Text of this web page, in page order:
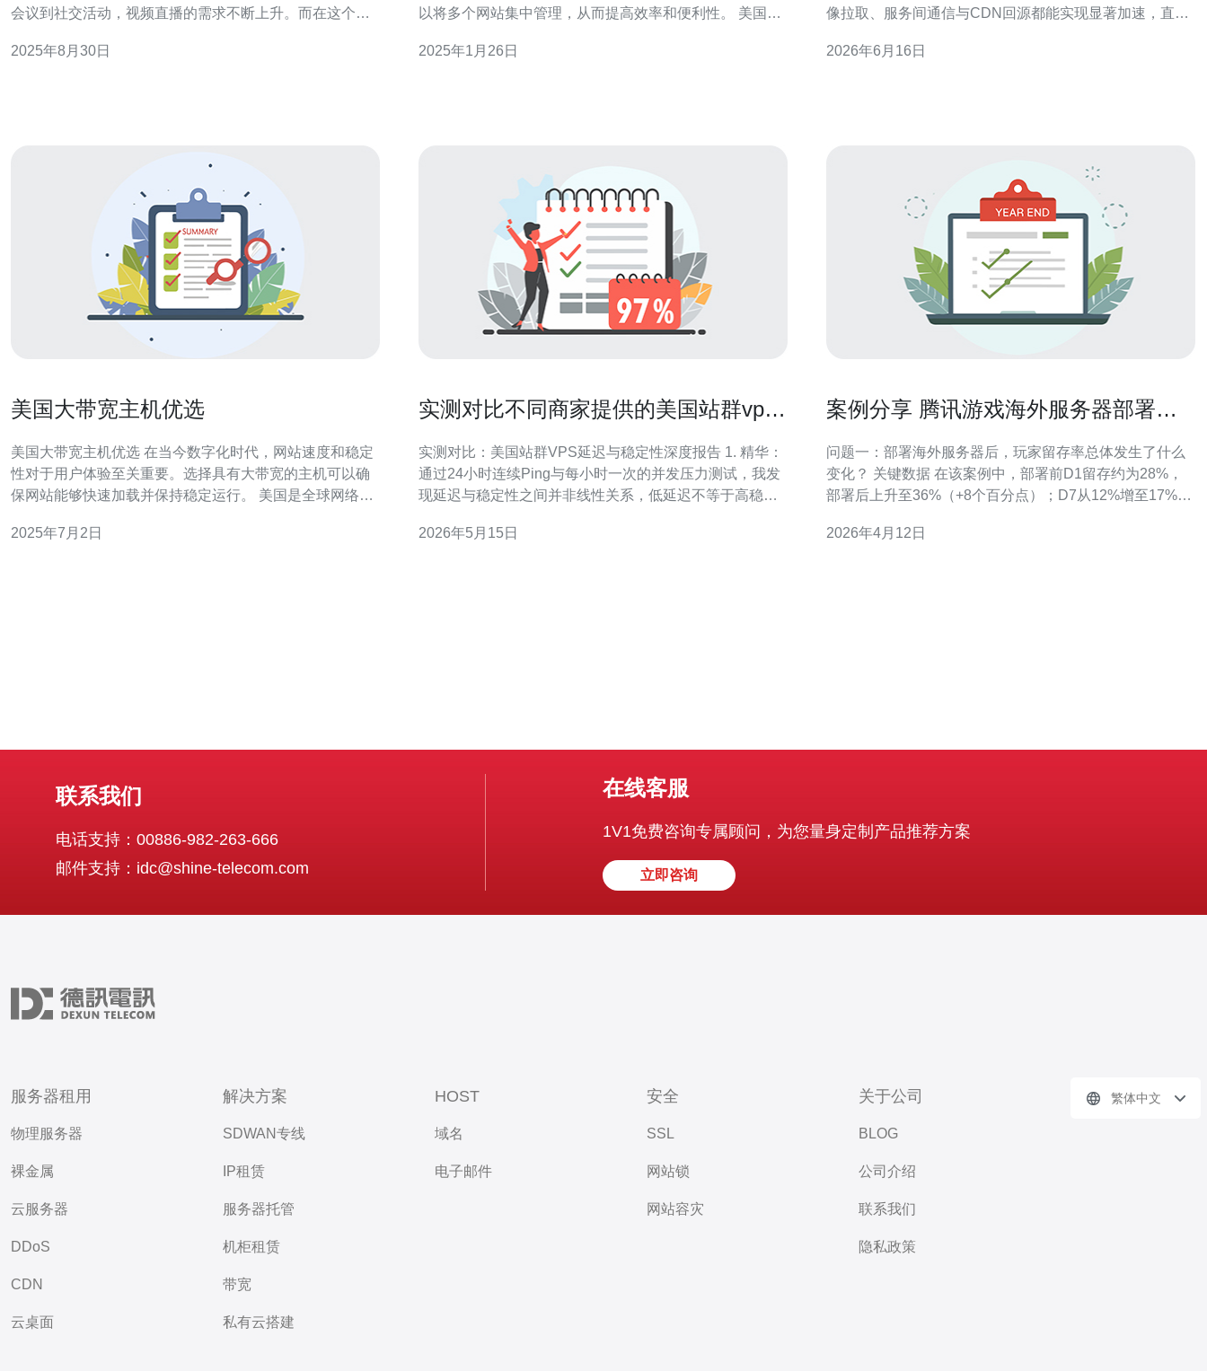
会议到社交活动，视频直播的需求不断上升。而在这个过
探讨美国大带宽在视频直播中的关键作用与优势，以及如
2025年8月30日
以将多个网站集中管理，从而提高效率和便利性。 美国站
群服务器的几个主要原因： 稳定可靠：美国拥有全球领先
2025年1月26日
像拉取、服务间通信与CDN回源都能实现显著加速，直接
Kubernetes与微服务为核心的云原生应用场景下，大带宽
2026年6月16日
美国大带宽主机优选
美国大带宽主机优选 在当今数字化时代，网站速度和稳定
性对于用户体验至关重要。选择具有大带宽的主机可以确
保网站能够快速加载并保持稳定运行。 美国是全球网络技
进的基础设施。选择美国大带宽主机可以获得高速、可靠
2025年7月2日
实测对比不同商家提供的美国站群vps
实测对比：美国站群VPS延迟与稳定性深度报告 1. 精华：
通过24小时连续Ping与每小时一次的并发压力测试，我发
现延迟与稳定性之间并非线性关系，低延迟不等于高稳定
跳数方面表现疲软，真实场景会导致SEO爬虫抓取失败与
2026年5月15日
案例分享 腾讯游戏海外服务器部署后
问题一：部署海外服务器后，玩家留存率总体发生了什么
变化？ 关键数据 在该案例中，部署前D1留存约为28%，
部署后上升至36%（+8个百分点）；D7从12%增至17%
这些变化说明海外服务器部署对短期留存影响更明显，对
2026年4月12日
联系我们
电话支持：00886-982-263-666
邮件支持：idc@shine-telecom.com
在线客服
1V1免费咨询专属顾问，为您量身定制产品推荐方案
立即咨询
服务器租用
物理服务器
裸金属
云服务器
DDoS
CDN
云桌面
解决方案
SDWAN专线
IP租赁
服务器托管
机柜租赁
带宽
私有云搭建
HOST
域名
电子邮件
安全
SSL
网站锁
网站容灾
关于公司
BLOG
公司介绍
联系我们
隐私政策
繁体中文